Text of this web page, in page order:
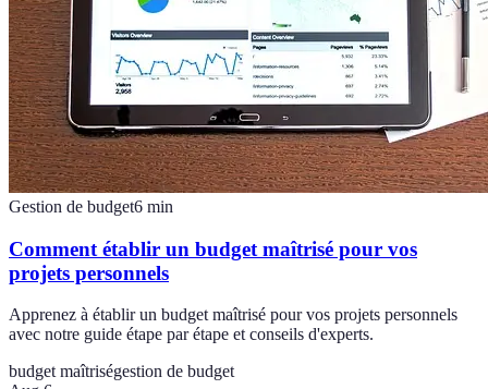
Gestion de budget6 min
Comment établir un budget maîtrisé pour vos
projets personnels
Apprenez à établir un budget maîtrisé pour vos projets personnels
avec notre guide étape par étape et conseils d'experts.
budget maîtriségestion de budget